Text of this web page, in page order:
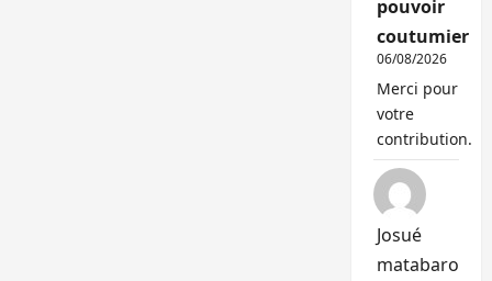
pouvoir
coutumier
06/08/2026
Merci pour
votre
contribution.
Josué
matabaro